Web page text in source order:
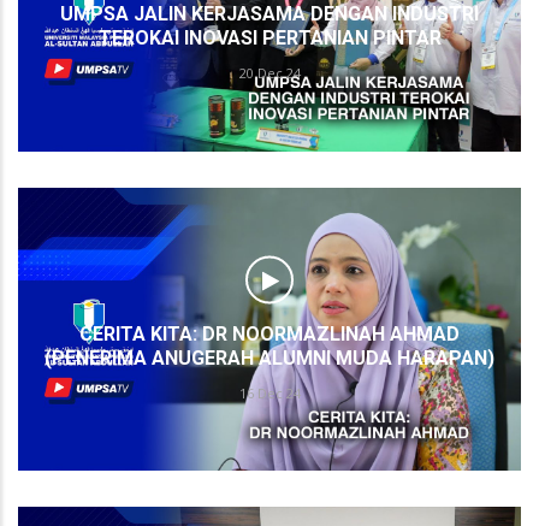
UMPSA JALIN KERJASAMA DENGAN INDUSTRI
TEROKAI INOVASI PERTANIAN PINTAR
20 Dec 24
CERITA KITA: DR NOORMAZLINAH AHMAD
(PENERIMA ANUGERAH ALUMNI MUDA HARAPAN)
16 Dec 24